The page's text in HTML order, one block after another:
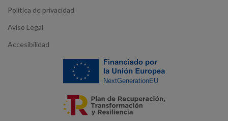
Política de privacidad
Aviso Legal
Accesibilidad